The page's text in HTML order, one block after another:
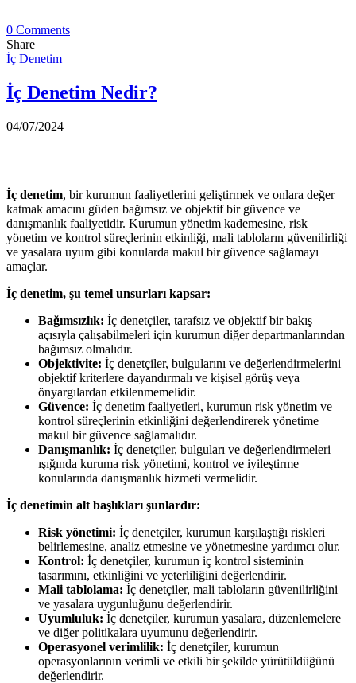
0 Comments
Share
İç Denetim
İç Denetim Nedir?
04/07/2024
İç denetim, bir kurumun faaliyetlerini geliştirmek ve onlara değer
katmak amacını güden bağımsız ve objektif bir güvence ve
danışmanlık faaliyetidir. Kurumun yönetim kademesine, risk
yönetim ve kontrol süreçlerinin etkinliği, mali tabloların güvenilirliği
ve yasalara uyum gibi konularda makul bir güvence sağlamayı
amaçlar.
İç denetim, şu temel unsurları kapsar:
Bağımsızlık: İç denetçiler, tarafsız ve objektif bir bakış
açısıyla çalışabilmeleri için kurumun diğer departmanlarından
bağımsız olmalıdır.
Objektivite: İç denetçiler, bulgularını ve değerlendirmelerini
objektif kriterlere dayandırmalı ve kişisel görüş veya
önyargılardan etkilenmemelidir.
Güvence: İç denetim faaliyetleri, kurumun risk yönetim ve
kontrol süreçlerinin etkinliğini değerlendirerek yönetime
makul bir güvence sağlamalıdır.
Danışmanlık: İç denetçiler, bulguları ve değerlendirmeleri
ışığında kuruma risk yönetimi, kontrol ve iyileştirme
konularında danışmanlık hizmeti vermelidir.
İç denetimin alt başlıkları şunlardır:
Risk yönetimi: İç denetçiler, kurumun karşılaştığı riskleri
belirlemesine, analiz etmesine ve yönetmesine yardımcı olur.
Kontrol: İç denetçiler, kurumun iç kontrol sisteminin
tasarımını, etkinliğini ve yeterliliğini değerlendirir.
Mali tablolama: İç denetçiler, mali tabloların güvenilirliğini
ve yasalara uygunluğunu değerlendirir.
Uyumluluk: İç denetçiler, kurumun yasalara, düzenlemelere
ve diğer politikalara uyumunu değerlendirir.
Operasyonel verimlilik: İç denetçiler, kurumun
operasyonlarının verimli ve etkili bir şekilde yürütüldüğünü
değerlendirir.